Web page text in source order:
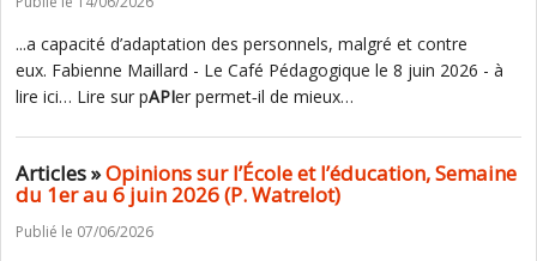
...a capacité d’adaptation des personnels, malgré et contre
eux. Fabienne Maillard - Le Café Pédagogique le 8 juin 2026 - à
lire ici… Lire sur pAPIer permet‑il de mieux…
Articles »Opinions sur l’École et l’éducation, Semaine
du 1er au 6 juin 2026 (P. Watrelot)
Publié le 07/06/2026